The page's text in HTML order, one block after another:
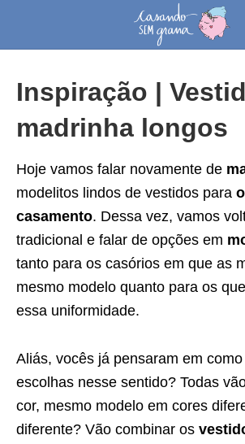
Inspiração |
madrinha longos
Hoje vamos falar novamente de
modelitos lindos de vestidos para
casamento. Dessa vez, vamos
tradicional e falar de opções em
tanto para os casórios em que as
mesmo modelo quanto para os
essa uniformidade.
Aliás, vocês já pensaram em
escolhas nesse sentido? Todas
cor, mesmo modelo em cores
diferente? Vão combinar os